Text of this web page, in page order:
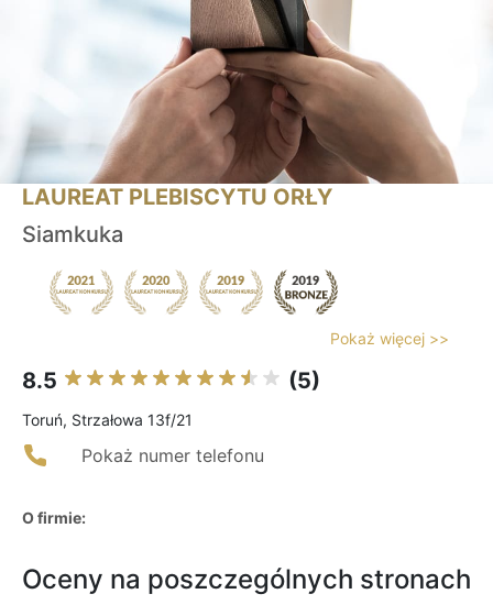
LAUREAT PLEBISCYTU ORŁY
Siamkuka
Pokaż więcej >>
8.5 (5)
Toruń, Strzałowa 13f/21
Pokaż numer telefonu
O firmie:
Oceny na poszczególnych stronach